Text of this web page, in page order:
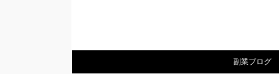
副業ブログ